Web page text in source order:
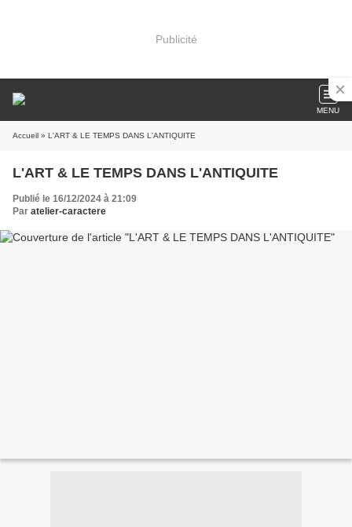
Publicité
MENU
Accueil » L'ART & LE TEMPS DANS L'ANTIQUITE
L'ART & LE TEMPS DANS L'ANTIQUITE
Publié le 16/12/2024 à 21:09
Par atelier-caractere